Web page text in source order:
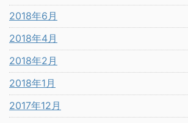
2018年6月
2018年4月
2018年2月
2018年1月
2017年12月